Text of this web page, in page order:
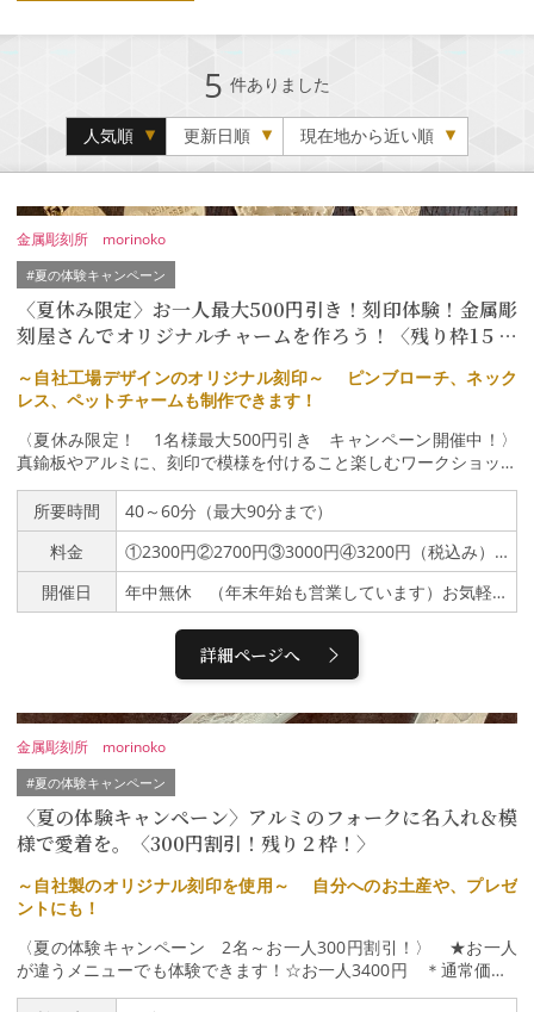
5 件ありました
人気順 更新日順 現在地から近い順
〈夏休み限定〉お一人最大500円引き！刻印体験！金属彫
刻屋さんでオリジナルチャームを作ろう！〈残り枠1５名
程！〉
金属彫刻所 morinoko
#夏の体験キャンペーン
～自社工場デザインのオリジナル刻印～ ピンブローチ、ネック
レス、ペットチャームも制作できます！
〈夏休み限定！ 1名様最大500円引き キャンペーン開催中！〉
真鍮板やアルミに、刻印で模様を付けること楽しむワークショップ
です。下記通常価格より300円～500円引きです。 ①アルミチャ
ーム（通常価格2800円）★1名様と大人のみ参加の体験は2500
円 お子様同伴のグループは2300円です（最大500円引き）②金メ
ッキプレート丸形＆ドーナツ型（通常価格3000円）③オリジナル
真鍮板チャーム＆猫、犬、花ピンブローチ（通常価格3300）☆そ
の他形の違いで追加料金有 ④だるま型（通常価格3500円）写真
形にこだわりがある方は申し込みフォームにご記入下さい。制作は
創業９２年の中村金属彫刻所にて、古い道具や製品を見学しながら
りは別メニューをご覧下さい。＊体験の詳細＊アルファベットの刻
験。（加賀象嵌体験と同じ刻印を使います。）刻印はサイズが様々
で、小さい刻印から少し難しい刻印までお客様の手の力に合わせて
セレクト、体験出来ます。＊90分を超えた場合は超過料金を頂き
ます（見守りが必要なお子様がいるご家族での体験は例外です）＜
工程＞①お好きなプレートを選び、スタッフと一緒に刻印を打つ練
用します★②デザインを考えます。③金槌で模様を付けます。メッ
キの入っていない真鍮プレートを選んだ場合、ヤスリ掛けをして完
成となります。よりモノづくりの楽しさを味わうことが出来ます！
女性講師が一緒に制作します。＊対象年齢４歳～80歳 ※小学生迄
の方には保護者様の付き添いが必要です。４歳から体験可能です
が、小学校中学年迄のお子様は保護者の方と一緒に制作していただ
所要時間
40～60分（最大90分まで）
料金
①2300円②2700円③3000円④3200円（税込み）★①のみ、1名様と大人のみの体験は2500円
開催日
年中無休 （年末年始も営業しています）お気軽にお問い合わせください。
詳細ページへ
〈夏の体験キャンペーン〉アルミのフォークに名入れ＆模
様で愛着を。〈300円割引！残り２枠！〉
金属彫刻所 morinoko
#夏の体験キャンペーン
～自社製のオリジナル刻印を使用～ 自分へのお土産や、プレゼ
ントにも！
〈夏の体験キャンペーン 2名～お一人300円割引！〉 ★お一人
が違うメニューでも体験できます！☆お一人3400円 ＊通常価格3
700円 ＊ギフト包装は＋100円 ＊60分程度で制作出来るデザ